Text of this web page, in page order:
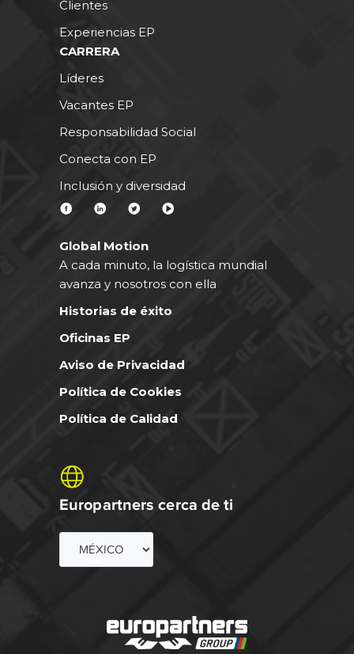
Clientes
Experiencias EP
CARRERA
Líderes
Vacantes EP
Responsabilidad Social
Conecta con EP
Inclusión y diversidad
Global Motion
A cada minuto, la logística mundial
avanza y nosotros con ella
Historias de éxito
Oficinas EP
Aviso de Privacidad
Política de Cookies
Política de Calidad
Europartners cerca de ti